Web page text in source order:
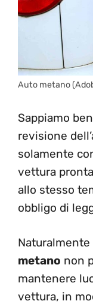
Auto metano
Sappiamo
revisione
solamente
vettura
allo stesso
obbligo di
Naturalmente
metano non
mantenere
vettura, in